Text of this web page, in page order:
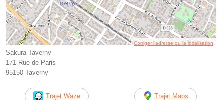
Corriger l’adresse ou la localisation
Sakura Taverny
171 Rue de Paris
95150 Taverny
Trajet Waze Trajet Maps